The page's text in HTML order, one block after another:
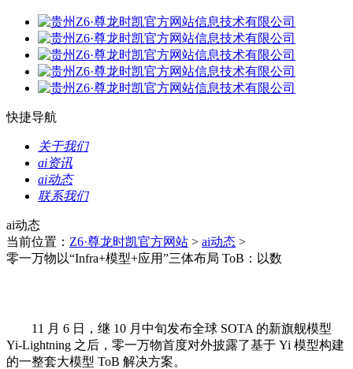
快捷导航
关于我们
ai资讯
ai动态
联系我们
ai动态
当前位置： Z6·尊龙时凯官方网站 > ai动态 >
零一万物以“Infra+模型+应用”三体布局 ToB：以数
11 月 6 日，继 10 月中旬发布全球 SOTA 的新旗舰模型
Yi-Lightning 之后，零一万物首度对外披露了基于 Yi 模型构建
的一整套大模型 ToB 解决方案。